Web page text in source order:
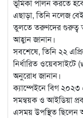
ভূমিকা পালন করতে
এছাড়া, তিনি নলেজ
তুলতে তরুণদের গুরুত্ব
আহ্বান জানান।
সবশেষে, তিনি ২২
নির্ধারিত
অনুরোধ জানান।
ক্যাম্পেইনে বিগ
সমন্বয়ক ও আইডিয়া
এসময় উপস্থিত ছিলেন